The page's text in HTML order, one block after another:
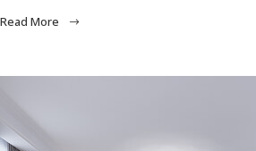
Read More